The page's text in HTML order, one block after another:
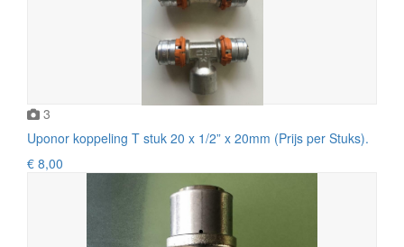
3
Uponor koppeling T stuk 20 x 1/2” x 20mm (Prijs per Stuks).
€ 8,00